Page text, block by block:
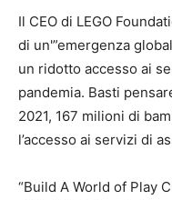
Il CEO di LEGO
di un'”emergenza
un ridotto accesso ai
pandemia. Basti
2021, 167 milioni di
l’accesso ai servizi di
“Build A World of Play